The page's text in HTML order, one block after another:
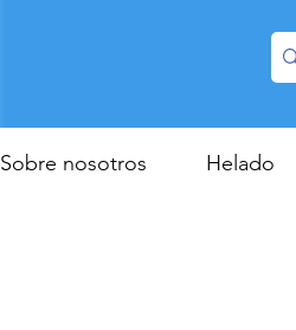
Sobre nosotros Helado